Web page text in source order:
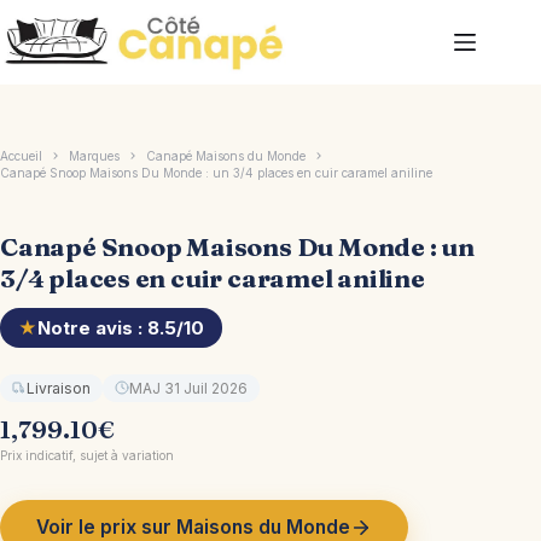
au
contenu
Accueil Marques
Canapé Maisons du Monde
Canapé Snoop Maisons Du Monde : un 3/4 places en cuir caramel aniline
Canapé Snoop Maisons Du Monde : un
3/4 places en cuir caramel aniline
★Notre avis : 8.5/10
Livraison MAJ 31 Juil 2026
1,799.10€
Prix indicatif, sujet à variation
Voir le prix sur Maisons du Monde